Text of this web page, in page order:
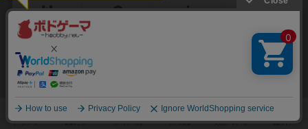
2～5人
国産ゲーム「ボムスカッド」のリメイク！日本人初の大賞受賞！ 爆弾
処理専門家となって、全員で１つのチームを結成し、割り当てられた
爆弾の信管を協力して外すことを目指すコミュ...
ドミニク・フェルランド（Dominique Ferland）
カクテル ゲームズ（Cocktail Games）
999ゲームズ（999 Games